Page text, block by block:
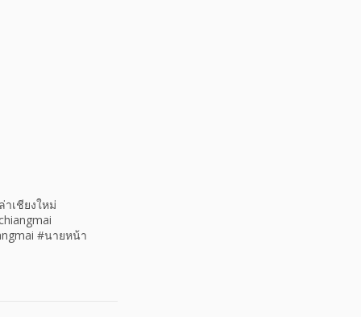
เชียงใหม่
#นายหน้า